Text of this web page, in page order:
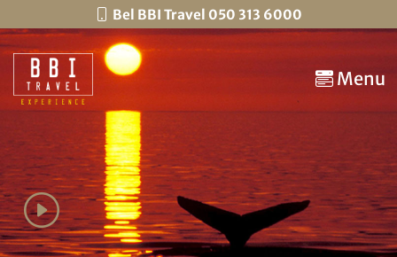
Bel BBI Travel 050 313 6000
Menu